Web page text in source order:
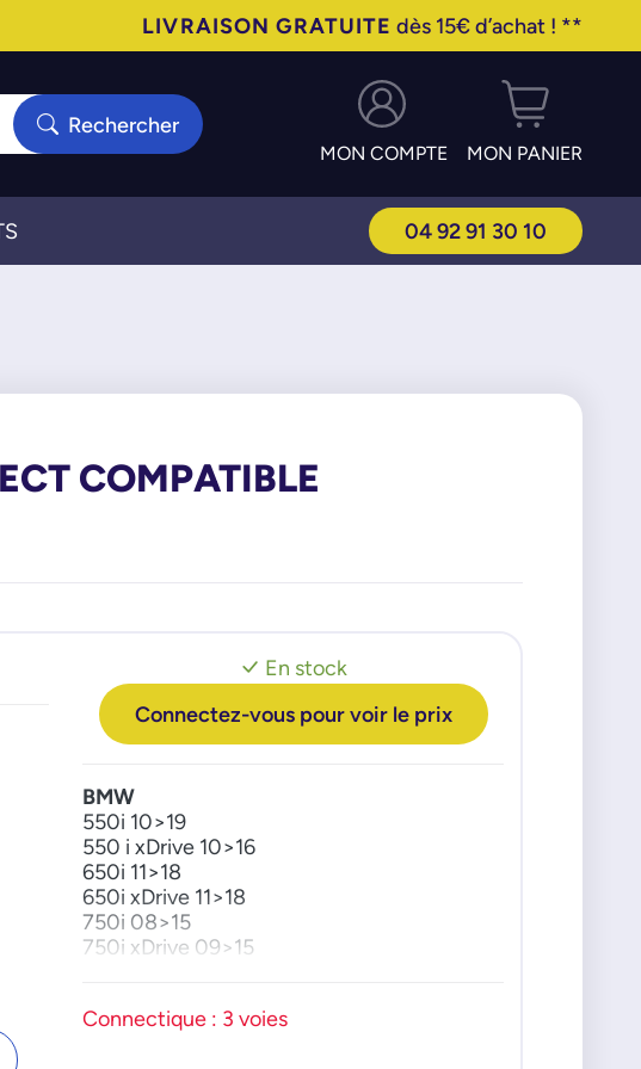
LIVRAISON GRATUITE dès 15€ d’achat ! **
Rechercher
MON COMPTE MON PANIER
04 92 91 30 10
COMPATIBLE
En stock
Connectez-vous pour voir le prix
BMW
550i 10>19
550 i xDrive 10>16
650i 11>18
650i xDrive 11>18
750i 08>15
750i xDrive 09>15
Connectique : 3 voies